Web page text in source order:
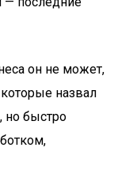
он не может,
назвал
но быстро